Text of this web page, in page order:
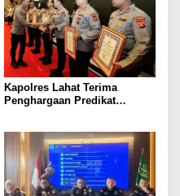
Kapolres Lahat Terima
Penghargaan Predikat